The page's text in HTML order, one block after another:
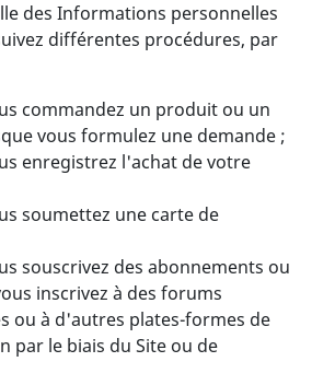
des Informations personnelles
différentes procédures, par
commandez un produit ou un
vous formulez une demande ;
enregistrez l'achat de votre
soumettez une carte de
souscrivez des abonnements ou
inscrivez à des forums
ou à d'autres plates-formes de
par le biais du Site ou de